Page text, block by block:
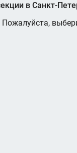
в Санкт-
Пожалуйста,